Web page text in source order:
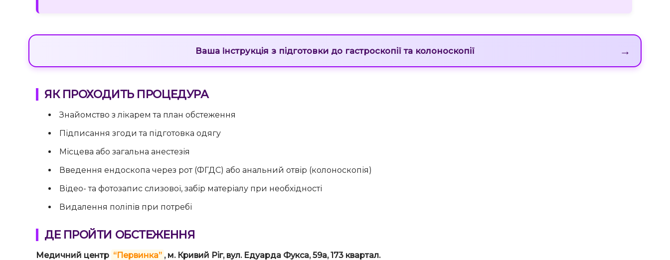
Ваша iнструкція з підготовки до гастроскопії та колоноскопії →
ЯК ПРОХОДИТЬ ПРОЦЕДУРА
Знайомство з лікарем та план обстеження
Підписання згоди та підготовка одягу
Місцева або загальна анестезія
Введення ендоскопа через рот (ФГДС) або анальний отвір (колоноскопія)
Відео- та фотозапис слизової, забір матеріалу при необхідності
Видалення поліпів при потребі
ДЕ ПРОЙТИ ОБСТЕЖЕННЯ
Медичний центр “Первинка” , м. Кривий Ріг, вул. Едуарда Фукса, 59а, 173 квартал.